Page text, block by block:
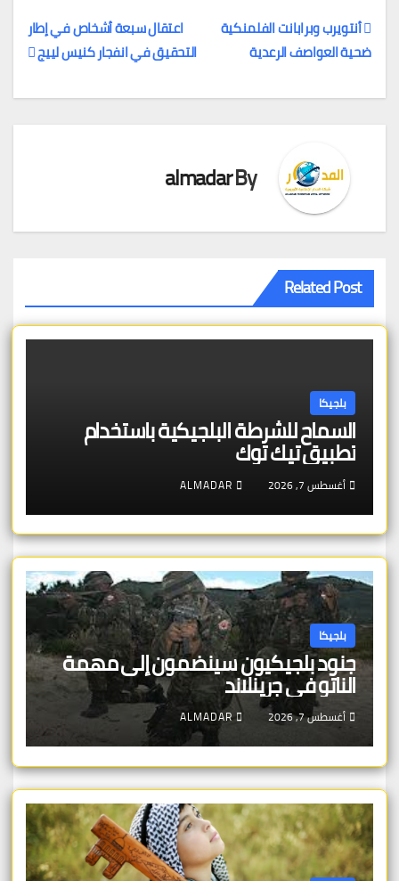
تصفّح
المقالات
اعتقال سبعة أشخاص في إطار
التحقيق في انفجار كنيس لييج
أنتويرب وبرابانت الفلمنكية
ضحية العواصف الرعدية
By
almadar
Related Post
بلجيكا
السماح للشرطة البلجيكية باستخدام
تطبيق تيك توك
أغسطس 7, 2026 ALMADAR
بلجيكا
جنود بلجيكيون سينضمون إلى مهمة
الناتو في جرينلاند
أغسطس 7, 2026 ALMADAR